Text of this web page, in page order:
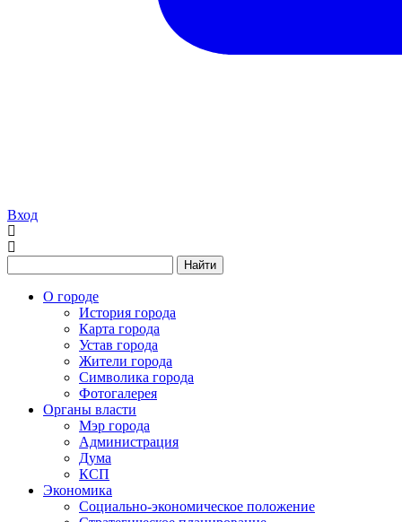
Вход
Найти
О городе
История города
Карта города
Устав города
Жители города
Символика города
Фотогалерея
Органы власти
Мэр города
Администрация
Дума
КСП
Экономика
Социально-экономическое положение